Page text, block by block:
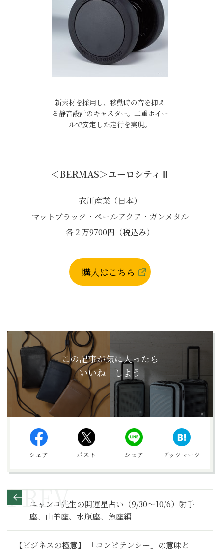
新素材を採用し、移動時の音を抑え
る静音設計のキャスター。二重ホイー
ルで安定した走行を実現。
＜BERMAS＞ユーロシティⅡ
衣川産業（日本）
マットブラック・ペールアクア・ガンメタル
各２万9700円（税込み）
購入はこちら
この記事が気に入ったら
いいね！しよう
シェア ポスト シェア ブックマーク
ニャンコ先生の開運星占い（9/30～10/6）射手
座、山羊座、水瓶座、魚座編
【ビジネスの極意】 「コンピテンシー」の意味と